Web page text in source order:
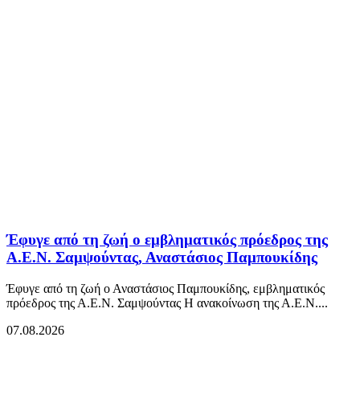
Έφυγε από τη ζωή ο εμβληματικός πρόεδρος της
Α.Ε.Ν. Σαμψούντας, Αναστάσιος Παμπουκίδης
Έφυγε από τη ζωή ο Αναστάσιος Παμπουκίδης, εμβληματικός
πρόεδρος της Α.Ε.Ν. Σαμψούντας Η ανακοίνωση της Α.Ε.Ν....
07.08.2026